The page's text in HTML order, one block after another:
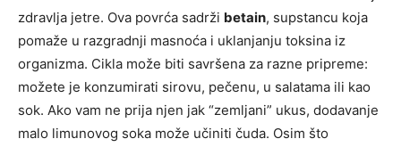
zdravlja jetre. Ova povrća sadrži betain, supstancu koja
pomaže u razgradnji masnoća i uklanjanju toksina iz
organizma. Cikla može biti savršena za razne pripreme:
možete je konzumirati sirovu, pečenu, u salatama ili kao
sok. Ako vam ne prija njen jak “zemljani” ukus, dodavanje
malo limunovog soka može učiniti čuda. Osim što